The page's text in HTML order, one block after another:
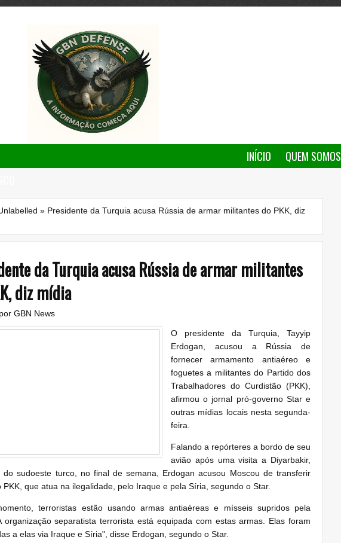
INÍCIO QUEM SOMOS
» Presidente da Turquia acusa Rússia de armar militantes do PKK, diz
da Turquia acusa Rússia de armar militantes
diz mídia
GBN News
O presidente da Turquia, Tayyip
Erdogan, acusou a Rússia de
fornecer armamento antiaéreo e
foguetes a militantes do Partido dos
Trabalhadores do Curdistão (PKK),
afirmou o jornal pró-governo Star e
outras mídias locais nesta segunda-
feira.
Falando a repórteres a bordo de seu
avião após uma visita a Diyarbakir,
do sudoeste turco, no final de semana, Erdogan acusou Moscou de transferir
PKK, que atua na ilegalidade, pelo Iraque e pela Síria, segundo o Star.
terroristas estão usando armas antiaéreas e mísseis supridos pela
organização separatista terrorista está equipada com estas armas. Elas foram
a elas via Iraque e Síria", disse Erdogan, segundo o Star.